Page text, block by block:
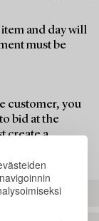
item and day will
must be
customer, you
bid at the
create a